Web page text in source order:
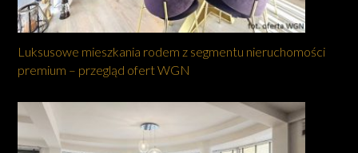
Luksusowe mieszkania rodem z segmentu nieruchomości
premium – przegląd ofert WGN